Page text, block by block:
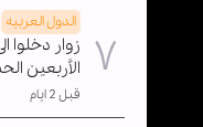
الدول العربیه
زوار دخلوا
الأربعين
قبل 2 ايام